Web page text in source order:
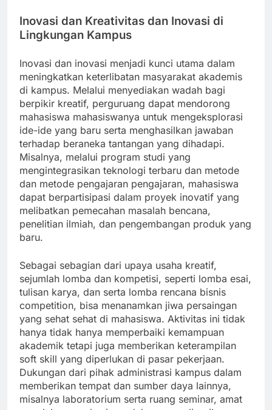
Inovasi dan Kreativitas dan Inovasi di
Lingkungan Kampus
Inovasi dan inovasi menjadi kunci utama dalam
meningkatkan keterlibatan masyarakat akademis
di kampus. Melalui menyediakan wadah bagi
berpikir kreatif, perguruang dapat mendorong
mahasiswa mahasiswanya untuk mengeksplorasi
ide-ide yang baru serta menghasilkan jawaban
terhadap beraneka tantangan yang dihadapi.
Misalnya, melalui program studi yang
mengintegrasikan teknologi terbaru dan metode
dan metode pengajaran pengajaran, mahasiswa
dapat berpartisipasi dalam proyek inovatif yang
melibatkan pemecahan masalah bencana,
penelitian ilmiah, dan pengembangan produk yang
baru.
Sebagai sebagian dari upaya usaha kreatif,
sejumlah lomba dan kompetisi, seperti lomba esai,
tulisan karya, dan serta lomba rencana bisnis
competition, bisa menanamkan jiwa persaingan
yang sehat sehat di mahasiswa. Aktivitas ini tidak
hanya tidak hanya memperbaiki kemampuan
akademik tetapi juga memberikan keterampilan
soft skill yang diperlukan di pasar pekerjaan.
Dukungan dari pihak administrasi kampus dalam
memberikan tempat dan sumber daya lainnya,
misalnya laboratorium serta ruang seminar, amat